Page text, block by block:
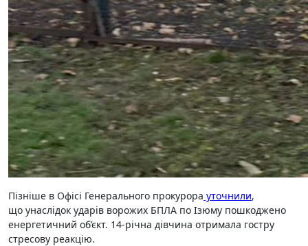
Пізніше в Офісі Генерального прокурора уточнили,
що унаслідок ударів ворожих БПЛА по Ізюму пошкоджено
енергетичний об’єкт. 14-річна дівчина отримала гостру
стресову реакцію.